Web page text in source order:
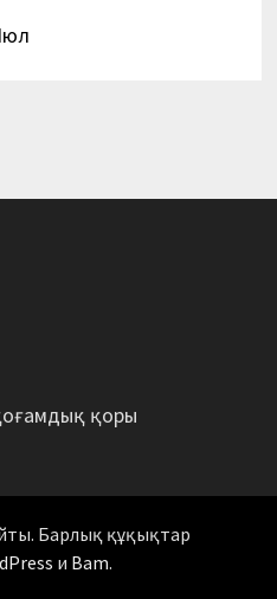
қоры
Барлық құқықтар
и Bam.